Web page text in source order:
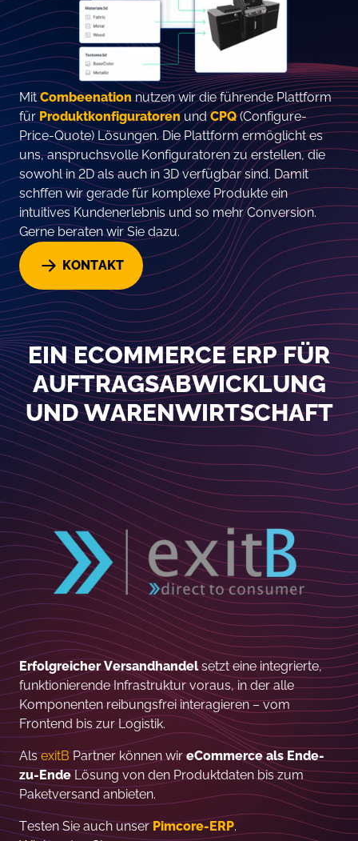
MitCombeenationnutzen wir die führende Plattform
für ProduktkonfiguratorenundCPQ(Configure-
Price-Quote) Lösungen. Die Plattform ermöglicht es
uns, anspruchsvolle Konfiguratoren zu erstellen, die
sowohl in 2D als auch in 3D verfügbar sind. Damit
schffen wir gerade für komplexe Produkte ein
intuitives Kundenerlebnis und so mehr Conversion.
Gerne beraten wir Sie dazu.
KONTAKT
EIN ECOMMERCE ERP FÜR
AUFTRAGSABWICKLUNG
UND WARENWIRTSCHAFT
Erfolgreicher Versandhandelsetzt eine integrierte,
funktionierende Infrastruktur voraus, in der alle
Komponenten reibungsfrei interagieren – vom
Frontend bis zur Logistik.
AlsexitBPartner können wireCommerce als Ende-
zu-EndeLösung von den Produktdaten bis zum
Paketversand anbieten.
Testen Sie auch unserPimcore-ERP.